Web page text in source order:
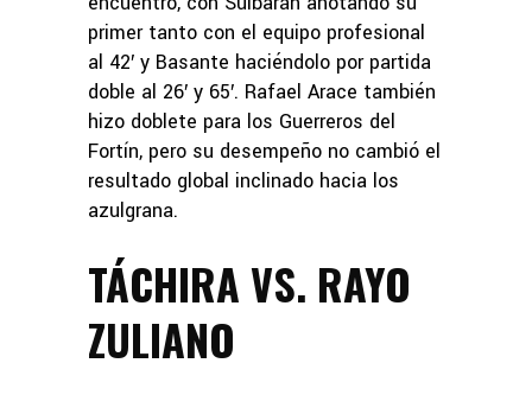
primer tanto con el equipo profesional
al 42′ y Basante haciéndolo por partida
doble al 26′ y 65′. Rafael Arace también
hizo doblete para los Guerreros del
Fortín, pero su desempeño no cambió el
resultado global inclinado hacia los
azulgrana.
TÁCHIRA VS. RAYO
ZULIANO